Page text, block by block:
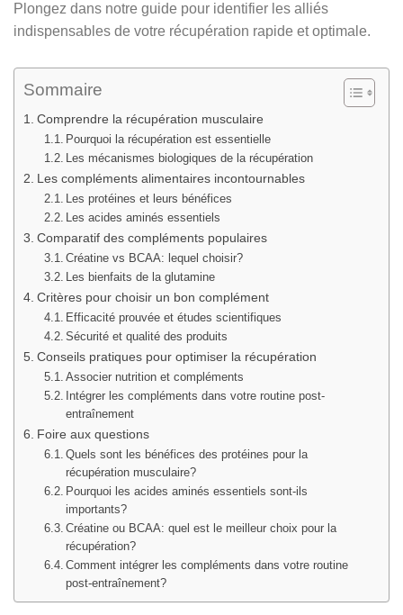
Plongez dans notre guide pour identifier les alliés
indispensables de votre récupération rapide et optimale.
Sommaire
Comprendre la récupération musculaire
Pourquoi la récupération est essentielle
Les mécanismes biologiques de la récupération
Les compléments alimentaires incontournables
Les protéines et leurs bénéfices
Les acides aminés essentiels
Comparatif des compléments populaires
Créatine vs BCAA: lequel choisir?
Les bienfaits de la glutamine
Critères pour choisir un bon complément
Efficacité prouvée et études scientifiques
Sécurité et qualité des produits
Conseils pratiques pour optimiser la récupération
Associer nutrition et compléments
Intégrer les compléments dans votre routine post-
entraînement
Foire aux questions
Quels sont les bénéfices des protéines pour la
récupération musculaire?
Pourquoi les acides aminés essentiels sont-ils
importants?
Créatine ou BCAA: quel est le meilleur choix pour la
récupération?
Comment intégrer les compléments dans votre routine
post-entraînement?